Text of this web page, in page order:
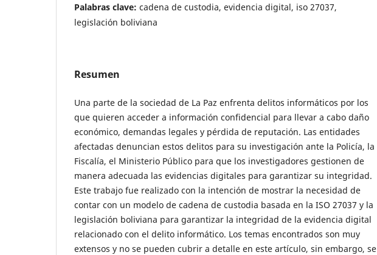
Palabras clave: cadena de custodia, evidencia digital, iso 27037,
legislación boliviana
Resumen
Una parte de la sociedad de La Paz enfrenta delitos informáticos por los
que quieren acceder a información confidencial para llevar a cabo daño
económico, demandas legales y pérdida de reputación. Las entidades
afectadas denuncian estos delitos para su investigación ante la Policía, la
Fiscalía, el Ministerio Público para que los investigadores gestionen de
manera adecuada las evidencias digitales para garantizar su integridad.
Este trabajo fue realizado con la intención de mostrar la necesidad de
contar con un modelo de cadena de custodia basada en la ISO 27037 y la
legislación boliviana para garantizar la integridad de la evidencia digital
relacionado con el delito informático. Los temas encontrados son muy
extensos y no se pueden cubrir a detalle en este artículo, sin embargo, se